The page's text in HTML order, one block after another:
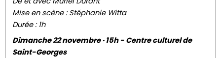
Mise en scène : Stéphanie Witta
Durée : 1h
Dimanche 22 novembre · 15h - Centre culturel de
Saint-Georges